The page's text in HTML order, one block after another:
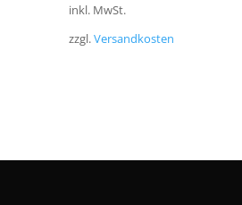
inkl. MwSt.
zzgl.Versandkosten